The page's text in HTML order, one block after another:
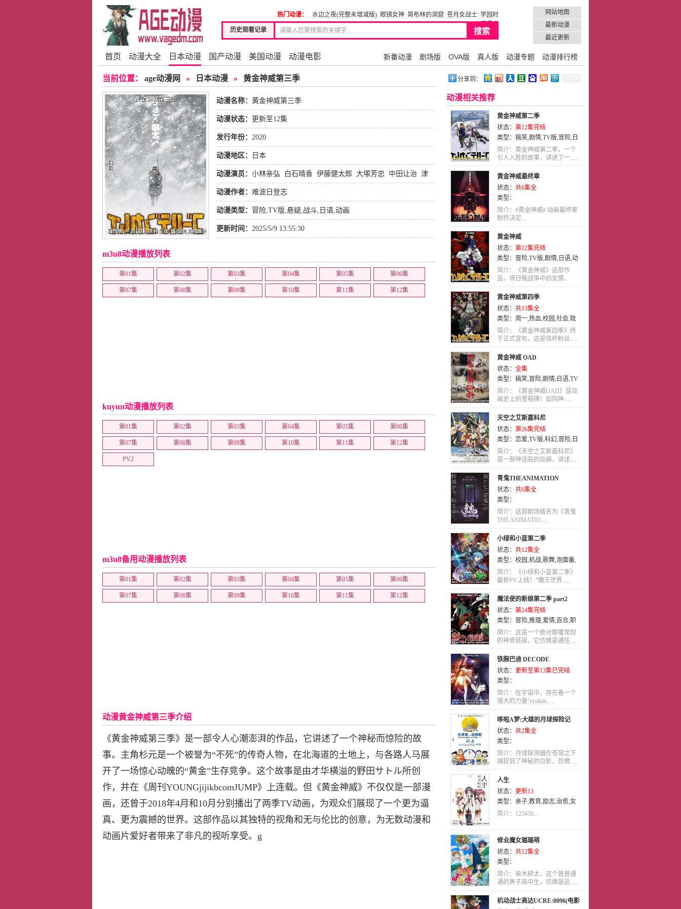
历史观看记录
热门动漫： 水边之夜(完整未增减版) 眼镜女神 哥布林的洞窟 苍月女战士 学园时
网站地图
最新动漫
最近更新
首页 动漫大全 日本动漫 国产动漫 美国动漫 动漫电影 新番动漫 剧场版 OVA版 真人版 动漫专题 动漫排行榜
当前位置： age动漫网 » 日本动漫 » 黄金神威第三季
动漫名称： 黄金神威第三季
动漫状态： 更新至12集
发行年份： 2020
动漫地区： 日本
动漫演员： 小林亲弘 白石晴香 伊藤健太郎 大塚芳忠 中田让治 津
田健次郎 细谷佳正 乃村健次
动漫作者： 难波日登志
动漫类型： 冒险,TV版,悬疑,战斗, 日语,动画
更新时间： 2025/5/9 13:55:30
m3u8动漫播放列表
第01集 第02集 第03集 第04集 第05集 第06集
第07集 第08集 第09集 第10集 第11集 第12集
kuyun动漫播放列表
第01集 第02集 第03集 第04集 第05集 第06集
第07集 第08集 第09集 第10集 第11集 第12集
PV2
m3u8备用动漫播放列表
第01集 第02集 第03集 第04集 第05集 第06集
第07集 第08集 第09集 第10集 第11集 第12集
动漫黄金神威第三季介绍
《黄金神威第三季》是一部令人心潮澎湃的作品，它讲述了一个神秘而惊险的故
事。主角杉元是一个被誉为“不死”的传奇人物，在北海道的土地上，与各路人马展
开了一场惊心动魄的“黄金”生存竞争。这个故事是由才华横溢的野田サトル所创
作，并在《周刊YOUNGjijikbcomJUMP》上连载。但《黄金神威》不仅仅是一部漫
画，还曾于2018年4月和10月分别播出了两季TV动画，为观众们展现了一个更为逼
真、更为震撼的世界。这部作品以其独特的视角和无与伦比的创意，为无数动漫和
动画片爱好者带来了非凡的视听享受。g
分享到：
动漫相关推荐
黄金神威第二季
状态： 第12集完结
类型： 搞笑,剧情,TV版,冒险, 日
语,历史,动画
简介：黄金神威第二季，一个
引人入胜的故事，讲述了一.....
黄金神威最终章
状态： 共6集全
类型：
简介：#黄金神威# 动画最终章
制作决定...
黄金神威
状态： 第12集完结
类型： 冒险,TV版,剧情, 日语,动
画
简介：《黄金神威》这部作
品，将日俄战争中的友情、
爱.....
黄金神威第四季
状态： 共13集全
类型： 周一,热血,校园,社会,耽
美,侦探 搞笑,奇幻,少年,动画,少
年爱,真人,吸血鬼,真人版,穿越,
萝莉,喜剧,冒险,TV版,战斗,日语
简介：《黄金神威第四季》终
于正式宣布，这是铁杆粉丝.....
黄金神威 OAD
状态： 全集
类型： 搞笑,冒险,剧情, 日语,TV
版
简介：《黄金神威OAD》是动
画史上的里程碑！如同神.....
天空之艾斯嘉科尼
状态： 第26集完结
类型： 恋爱,TV版,科幻,冒险, 日
语,奇幻 动作,爱情,动画
简介：《天空之艾斯嘉科尼》
是一部神话般的动画，讲述.....
青鬼THEANIMATION
状态： 共6集全
类型：
简介：这部剧场版名为《青鬼
THE ANIMATIO.....
小绿和小蓝第二季
状态： 共12集全
类型： 校园,机战,歌舞,泡面番,
耽美,国语
简介：《小绿和小蓝第二季》
最新PV上线！“魔王世界.....
魔法使的新娘第二季 part2
状态： 第24集完结
类型： 冒险,推理,爱情, 百合,职
业,魔法,日语,动画
简介：这是一个绝对颠覆常规
的神奇链接，它仿佛是通往.....
铁腕巴迪 DECODE
状态： 更新至第13集已完结
类型：
简介：在宇宙中，存在着一个
强大的力量“ryukan.....
哆啦A梦:大雄的月球探险记
状态： 共2集全
类型：
简介：月球探测器在苍穹之下
捕捉到了神秘的白影，仿佛.....
人生
状态： 更新13
类型： 亲子,教育,励志,治愈,女
性向,日语
简介：123456...
修业魔女璐璐萌
状态： 共12集全
类型：
简介：柴木耕太，这个普普通
通的男子高中生，仿佛是这.....
机动战士高达UCRE:0096(电影